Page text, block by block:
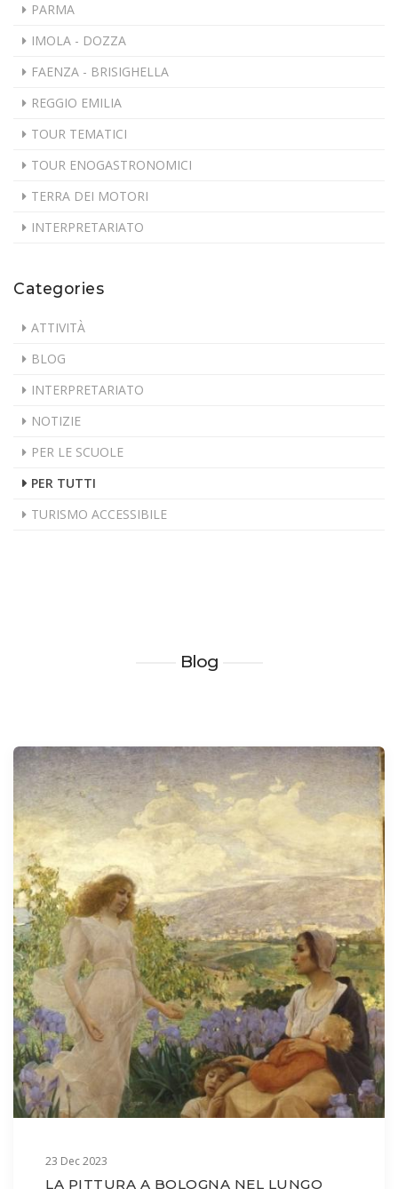
PARMA
IMOLA - DOZZA
FAENZA - BRISIGHELLA
REGGIO EMILIA
TOUR TEMATICI
TOUR ENOGASTRONOMICI
TERRA DEI MOTORI
INTERPRETARIATO
Categories
ATTIVITÀ
BLOG
INTERPRETARIATO
NOTIZIE
PER LE SCUOLE
PER TUTTI
TURISMO ACCESSIBILE
Blog
23 Dec 2023
LA PITTURA A BOLOGNA NEL LUNGO